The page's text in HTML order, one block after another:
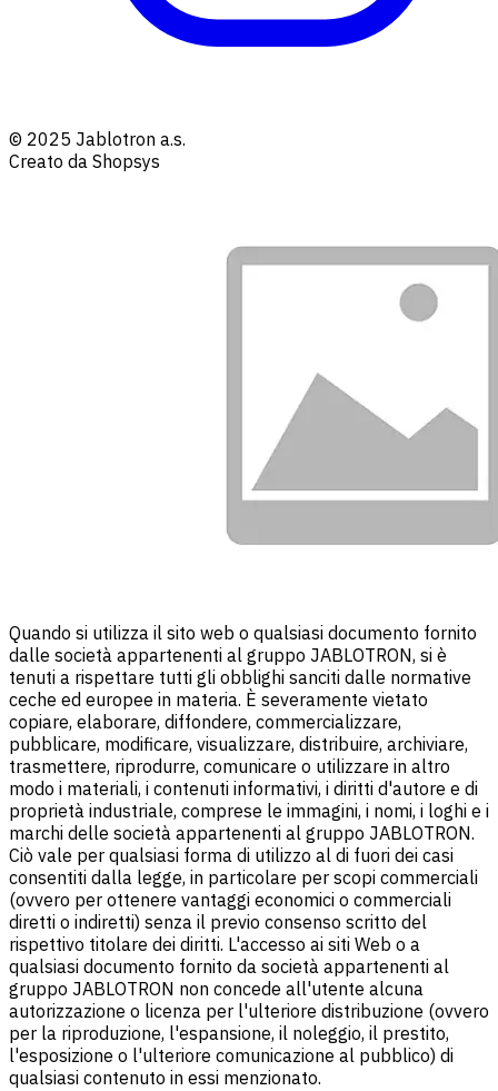
© 2025 Jablotron a.s.
Creato da Shopsys
Quando si utilizza il sito web o qualsiasi documento fornito
dalle società appartenenti al gruppo JABLOTRON, si è
tenuti a rispettare tutti gli obblighi sanciti dalle normative
ceche ed europee in materia. È severamente vietato
copiare, elaborare, diffondere, commercializzare,
pubblicare, modificare, visualizzare, distribuire, archiviare,
trasmettere, riprodurre, comunicare o utilizzare in altro
modo i materiali, i contenuti informativi, i diritti d'autore e di
proprietà industriale, comprese le immagini, i nomi, i loghi e i
marchi delle società appartenenti al gruppo JABLOTRON.
Ciò vale per qualsiasi forma di utilizzo al di fuori dei casi
consentiti dalla legge, in particolare per scopi commerciali
(ovvero per ottenere vantaggi economici o commerciali
diretti o indiretti) senza il previo consenso scritto del
rispettivo titolare dei diritti. L'accesso ai siti Web o a
qualsiasi documento fornito da società appartenenti al
gruppo JABLOTRON non concede all'utente alcuna
autorizzazione o licenza per l'ulteriore distribuzione (ovvero
per la riproduzione, l'espansione, il noleggio, il prestito,
l'esposizione o l'ulteriore comunicazione al pubblico) di
qualsiasi contenuto in essi menzionato.